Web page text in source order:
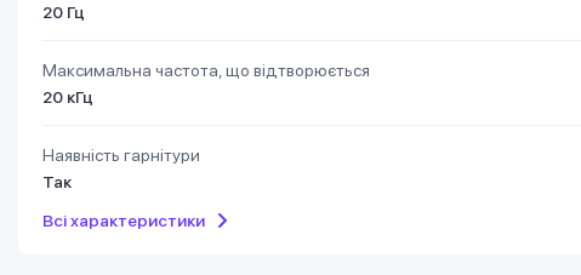
20 Гц
Максимальна частота, що відтворюється
20 кГц
Наявність гарнітури
Так
Всі характеристики